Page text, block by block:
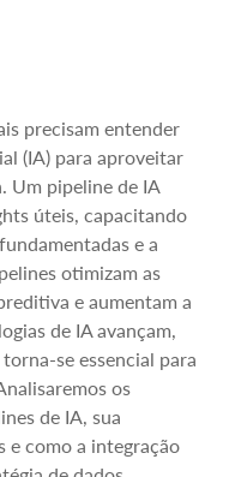
precisam entender
(IA) para aproveitar
Um pipeline de IA
úteis, capacitando
e a
otimizam as
e aumentam a
de IA avançam,
se essencial para
os
de IA, sua
e como a integração